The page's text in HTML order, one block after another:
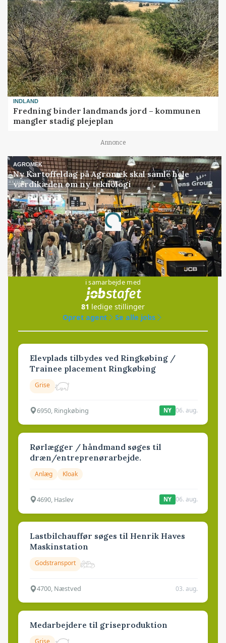
INDLAND
Fredning binder landmands jord – kommunen
mangler stadig plejeplan
Annonce
AGROMEK
Ny Kartoffeldag på Agromek skal samle hele
værdikæden om ny teknologi
Annonce
Loading...
Jobs
i samarbejde med
81 ledige stillinger
Opret agent
Se alle jobs
Elevplads tilbydes ved Ringkøbing /
Trainee placement Ringkøbing
Grise
6950, Ringkøbing NY 06. aug.
Rørlægger / håndmand søges til
dræn/entreprenørarbejde.
Anlæg Kloak
4690, Haslev NY 06. aug.
Lastbilchauffør søges til Henrik Haves
Maskinstation
Godstransport
4700, Næstved 03. aug.
Medarbejdere til griseproduktion